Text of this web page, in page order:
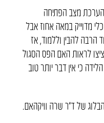
להערכת מצב הפתיחה
מדוייק במאה אחוז אבל
הרבה להבין וללמוד, אז
לראות האם הפס הסגול
כי אין דבר יותר טוב
של ד”ר שרה וויקהאם.